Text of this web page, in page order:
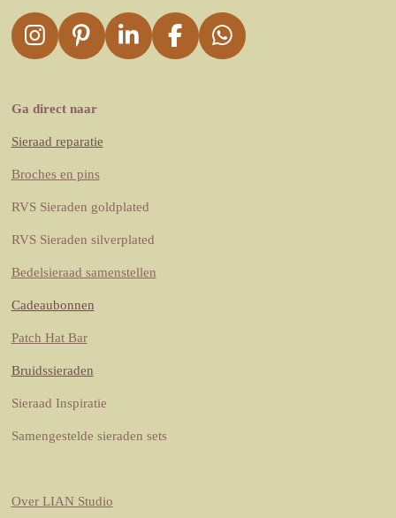
I
t
r
a
P
t
e
s
L
n
F
W
Ga direct naar
Sieraad reparatie
Broches en pins
RVS Sieraden goldplated
RVS Sieraden silverplated
Bedelsieraad samenstellen
Cadeaubonnen
Patch Hat Bar
Bruidssieraden
Sieraad Inspiratie
Samengestelde sieraden sets
Over LIAN Studio